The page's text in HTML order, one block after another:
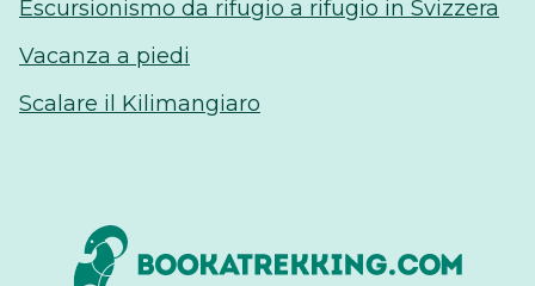
Escursionismo da rifugio a rifugio in Svizzera
Vacanza a piedi
Scalare il Kilimangiaro